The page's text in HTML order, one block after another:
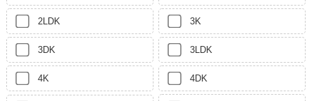
2LDK 3K
3DK 3LDK
4K 4DK